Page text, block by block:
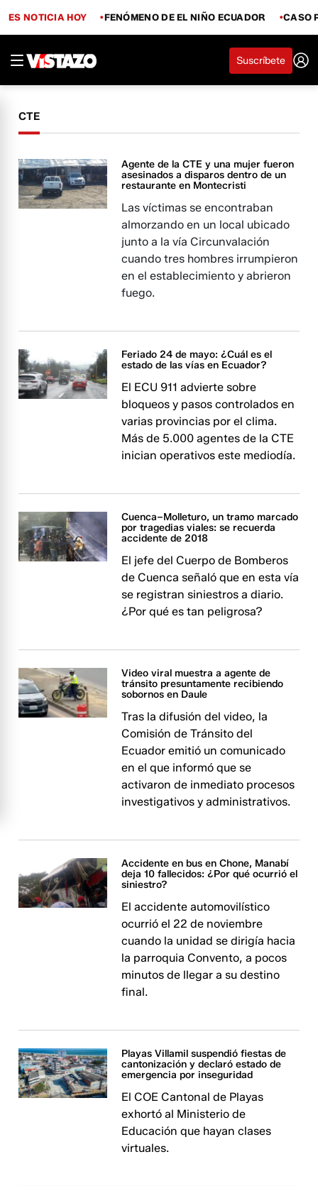
ES NOTICIA HOY FENÓMENO DE EL NIÑO ECUADOR CASO
Suscríbete
CTE
Agente de la CTE y una mujer fueron
asesinados a disparos dentro de un
restaurante en Montecristi
Las víctimas se encontraban
almorzando en un local ubicado
junto a la vía Circunvalación
cuando tres hombres irrumpieron
en el establecimiento y abrieron
fuego.
Feriado 24 de mayo: ¿Cuál es el
estado de las vías en Ecuador?
El ECU 911 advierte sobre
bloqueos y pasos controlados en
varias provincias por el clima.
Más de 5.000 agentes de la CTE
inician operativos este mediodía.
Cuenca–Molleturo, un tramo marcado
por tragedias viales: se recuerda
accidente de 2018
El jefe del Cuerpo de Bomberos
de Cuenca señaló que en esta vía
se registran siniestros a diario.
¿Por qué es tan peligrosa?
Video viral muestra a agente de
tránsito presuntamente recibiendo
sobornos en Daule
Tras la difusión del video, la
Comisión de Tránsito del
Ecuador emitió un comunicado
en el que informó que se
activaron de inmediato procesos
investigativos y administrativos.
Accidente en bus en Chone, Manabí
deja 10 fallecidos: ¿Por qué ocurrió el
siniestro?
El accidente automovilístico
ocurrió el 22 de noviembre
cuando la unidad se dirigía hacia
la parroquia Convento, a pocos
minutos de llegar a su destino
final.
Playas Villamil suspendió fiestas de
cantonización y declaró estado de
emergencia por inseguridad
El COE Cantonal de Playas
exhortó al Ministerio de
Educación que hayan clases
virtuales.